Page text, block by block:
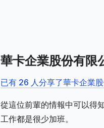
華卡企業股份有限
已有 26 人分享了華卡企業
從這位前輩的情報中可以得
工作都是很少加班。